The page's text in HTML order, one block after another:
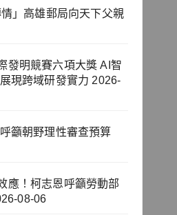
」高雄郵局向天下父親
發明競賽六項大獎 AI智
現跨域研發實力 2026-
籲朝野理性審查預算
應！柯志恩呼籲勞動部
08-06